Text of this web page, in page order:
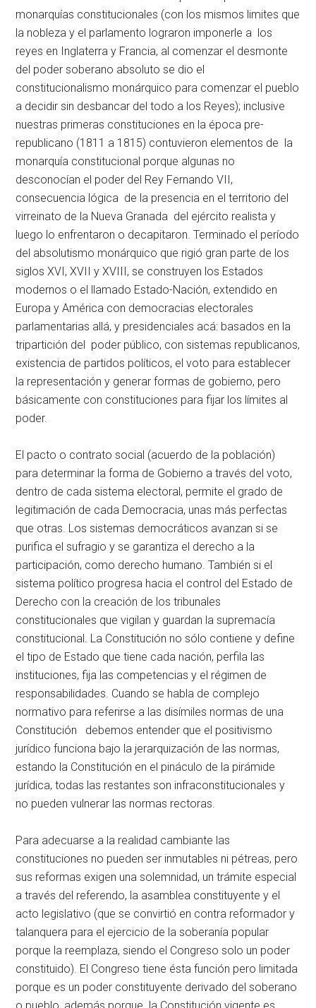
monarquías constitucionales (con los mismos limites que
la nobleza y el parlamento lograron imponerle a los
reyes en Inglaterra y Francia, al comenzar el desmonte
del poder soberano absoluto se dio el
constitucionalismo monárquico para comenzar el pueblo
a decidir sin desbancar del todo a los Reyes); inclusive
nuestras primeras constituciones en la época pre-
republicano (1811 a 1815) contuvieron elementos de la
monarquía constitucional porque algunas no
desconocían el poder del Rey Fernando VII,
consecuencia lógica de la presencia en el territorio del
virreinato de la Nueva Granada del ejército realista y
luego lo enfrentaron o decapitaron. Terminado el período
del absolutismo monárquico que rigió gran parte de los
siglos XVI, XVII y XVIII, se construyen los Estados
modernos o el llamado Estado-Nación, extendido en
Europa y América con democracias electorales
parlamentarias allá, y presidenciales acá: basados en la
tripartición del poder público, con sistemas republicanos,
existencia de partidos políticos, el voto para establecer
la representación y generar formas de gobierno, pero
básicamente con constituciones para fijar los límites al
poder.
El pacto o contrato social (acuerdo de la población)
para determinar la forma de Gobierno a través del voto,
dentro de cada sistema electoral, permite el grado de
legitimación de cada Democracia, unas más perfectas
que otras. Los sistemas democráticos avanzan si se
purifica el sufragio y se garantiza el derecho a la
participación, como derecho humano. También si el
sistema político progresa hacia el control del Estado de
Derecho con la creación de los tribunales
constitucionales que vigilan y guardan la supremacía
constitucional. La Constitución no sólo contiene y define
el tipo de Estado que tiene cada nación, perfila las
instituciones, fija las competencias y el régimen de
responsabilidades. Cuando se habla de complejo
normativo para referirse a las disímiles normas de una
Constitución debemos entender que el positivismo
jurídico funciona bajo la jerarquización de las normas,
estando la Constitución en el pináculo de la pirámide
jurídica, todas las restantes son infraconstitucionales y
no pueden vulnerar las normas rectoras.
Para adecuarse a la realidad cambiante las
constituciones no pueden ser inmutables ni pétreas, pero
sus reformas exigen una solemnidad, un trámite especial
a través del referendo, la asamblea constituyente y el
acto legislativo (que se convirtió en contra reformador y
talanquera para el ejercicio de la soberanía popular
porque la reemplaza, siendo el Congreso solo un poder
constituido). El Congreso tiene ésta función pero limitada
porque es un poder constituyente derivado del soberano